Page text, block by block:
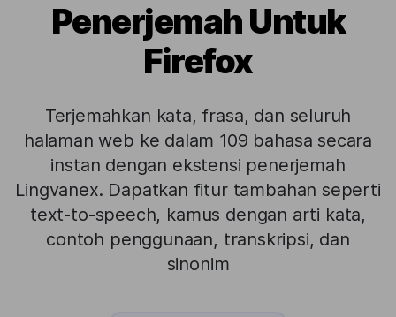
Penerjemah Untuk
Firefox
Terjemahkan kata, frasa, dan seluruh
halaman web ke dalam 109 bahasa secara
instan dengan ekstensi penerjemah
Lingvanex. Dapatkan fitur tambahan seperti
text-to-speech, kamus dengan arti kata,
contoh penggunaan, transkripsi, dan
sinonim